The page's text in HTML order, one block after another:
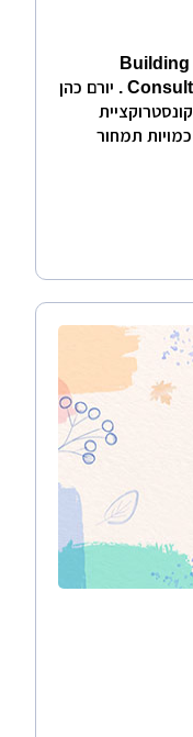
Consultant And Project Management . יורם כהן
תמחור